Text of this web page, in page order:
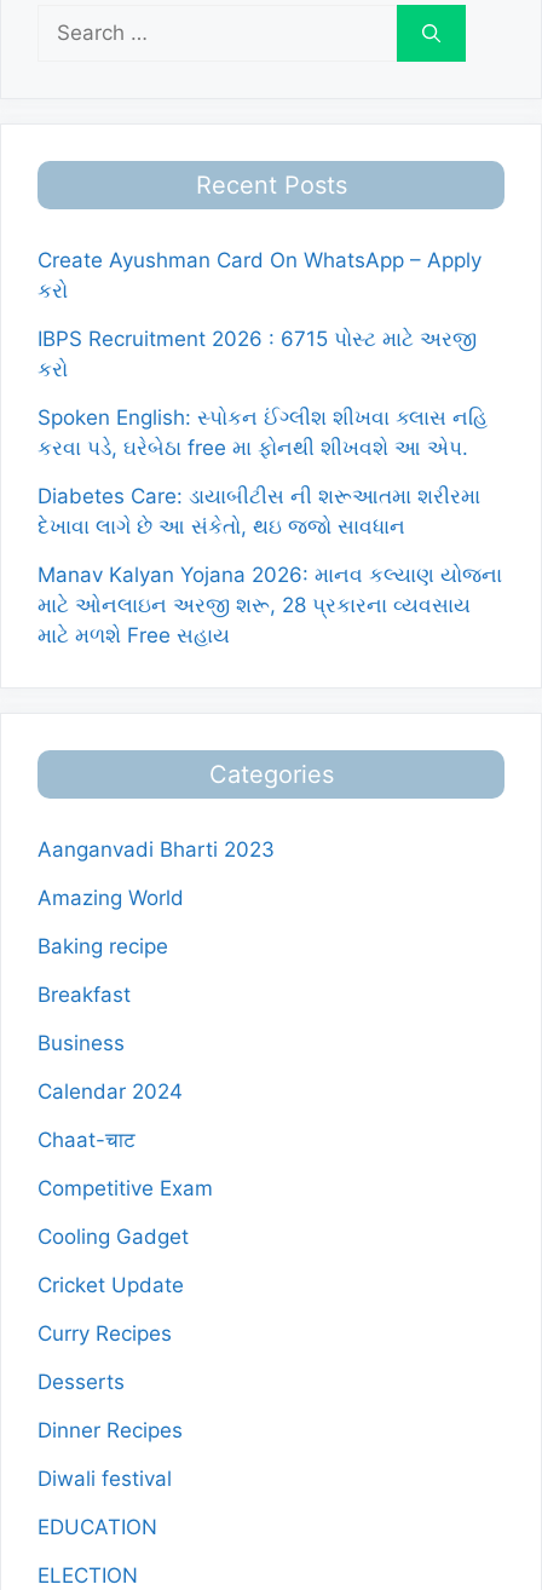
Search
for:
Recent Posts
Create Ayushman Card On WhatsApp – Apply
કરો
IBPS Recruitment 2026 : 6715 પોસ્ટ માટે અરજી
કરો
Spoken English: સ્પોકન ઈંગ્લીશ શીખવા ક્લાસ નહિ
કરવા પડે, ઘરેબેઠા free મા ફોનથી શીખવશે આ એપ.
Diabetes Care: ડાયાબીટીસ ની શરૂઆતમા શરીરમા
દેખાવા લાગે છે આ સંકેતો, થઇ જજો સાવધાન
Manav Kalyan Yojana 2026: માનવ કલ્યાણ યોજના
માટે ઓનલાઇન અરજી શરૂ, 28 પ્રકારના વ્યવસાય
માટે મળશે Free સહાય
Categories
Aanganvadi Bharti 2023
Amazing World
Baking recipe
Breakfast
Business
Calendar 2024
Chaat-चाट
Competitive Exam
Cooling Gadget
Cricket Update
Curry Recipes
Desserts
Dinner Recipes
Diwali festival
EDUCATION
ELECTION